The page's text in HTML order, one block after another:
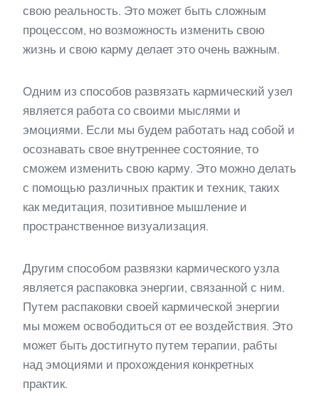
свою реальность. Это может быть сложным
процессом, но возможность изменить свою
жизнь и свою карму делает это очень важным.
Одним из способов развязать кармический узел
является работа со своими мыслями и
эмоциями. Если мы будем работать над собой и
осознавать свое внутреннее состояние, то
сможем изменить свою карму. Это можно делать
с помощью различных практик и техник, таких
как медитация, позитивное мышление и
пространственное визуализация.
Другим способом развязки кармического узла
является распаковка энергии, связанной с ним.
Путем распаковки своей кармической энергии
мы можем освободиться от ее воздействия. Это
может быть достигнуто путем терапии, рабты
над эмоциями и прохождения конкретных
практик.